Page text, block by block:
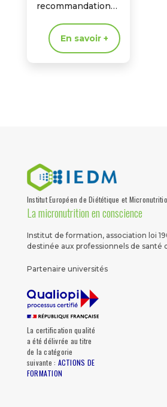
recommandations
performance et
récupération.
En savoir +
Institut Européen de Diététique et
La micronutrition en conscience
Institut de formation, association loi
destinée aux professionnels de santé
Partenaire universités
La certification qualité
a été délivrée au titre
de la catégorie
suivante : ACTIONS DE
FORMATION